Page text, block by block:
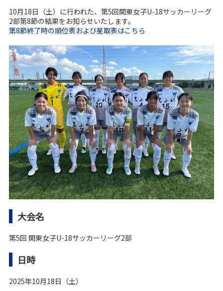
10月18日（土）に行われた、第5回関東女子U-18サッカーリーグ
2部第8節の結果をお知らせいたします。
第8節終了時の順位表および星取表はこちら
大会名
第5回 関東女子U-18サッカーリーグ2部
日時
2025年10月18日（土）